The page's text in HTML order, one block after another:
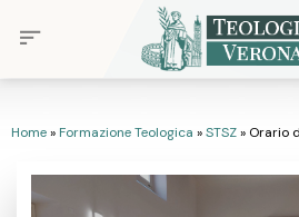
Home»Formazione Teologica »STSZ» Orario